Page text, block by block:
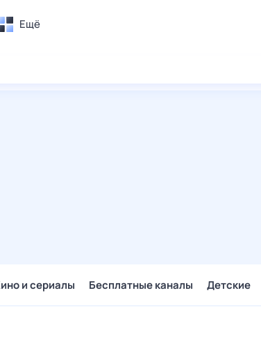
Ещё
и сериалы Бесплатные каналы Детские